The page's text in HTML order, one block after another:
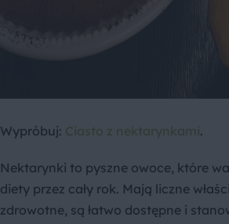
Wypróbuj: Ciasto z nektarynkami.
Nektarynki to pyszne owoce, które
diety przez cały rok. Mają liczne
zdrowotne, są łatwo dostępne i